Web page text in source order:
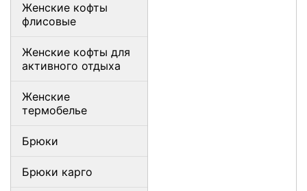
Женские кофты
флисовые
Женские кофты для
активного отдыха
Женские
термобелье
Брюки
Брюки карго